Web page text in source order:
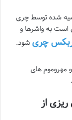
شده توسط چری
است به واشرها و
چری شود.
مهروموم های
از